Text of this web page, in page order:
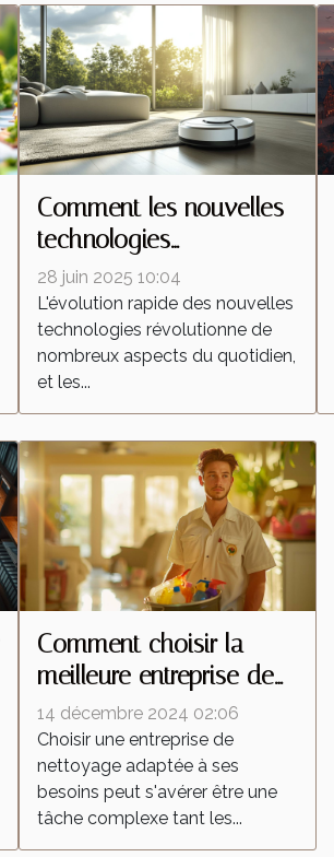
Comment les nouvelles
technologies
transforment-elles les
aspirateurs autonomes ?
28 juin 2025 10:04
L'évolution rapide des nouvelles
technologies révolutionne de
nombreux aspects du quotidien,
et les...
Comment choisir la
meilleure entreprise de
nettoyage pour vos
besoins
14 décembre 2024 02:06
Choisir une entreprise de
nettoyage adaptée à ses
besoins peut s'avérer être une
tâche complexe tant les...